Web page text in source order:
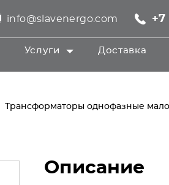
info@slavenergo.com +7
Услуги Доставка
Трансформаторы однофазные
Описание